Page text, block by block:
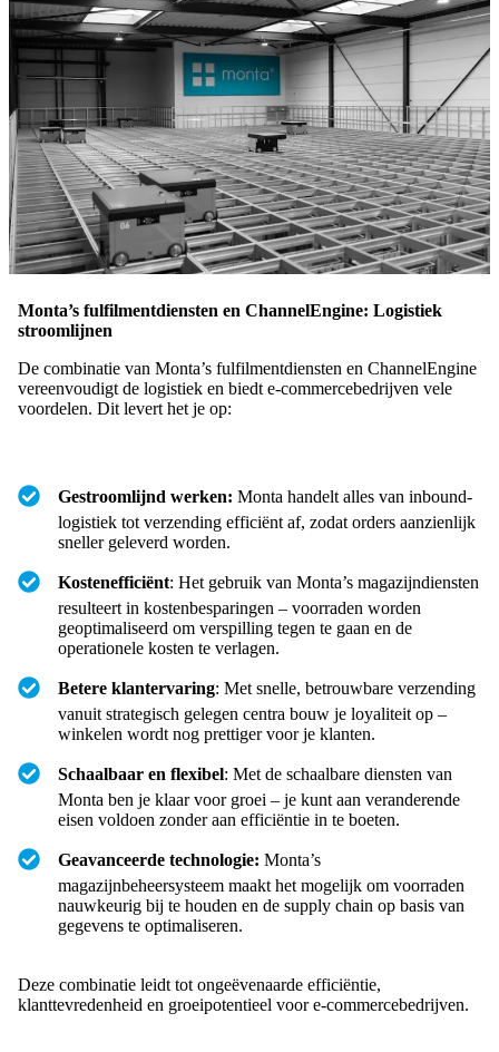
Monta’s fulfilmentdiensten en ChannelEngine: Logistiek
stroomlijnen
De combinatie van Monta’s fulfilmentdiensten en ChannelEngine
vereenvoudigt de logistiek en biedt e-commercebedrijven vele
voordelen. Dit levert het je op:
Gestroomlijnd werken: Monta handelt alles van inbound-
logistiek tot verzending efficiënt af, zodat orders aanzienlijk
sneller geleverd worden.
Kostenefficiënt: Het gebruik van Monta’s magazijndiensten
resulteert in kostenbesparingen – voorraden worden
geoptimaliseerd om verspilling tegen te gaan en de
operationele kosten te verlagen.
Betere klantervaring: Met snelle, betrouwbare verzending
vanuit strategisch gelegen centra bouw je loyaliteit op –
winkelen wordt nog prettiger voor je klanten.
Schaalbaar en flexibel: Met de schaalbare diensten van
Monta ben je klaar voor groei – je kunt aan veranderende
eisen voldoen zonder aan efficiëntie in te boeten.
Geavanceerde technologie: Monta’s
magazijnbeheersysteem maakt het mogelijk om voorraden
nauwkeurig bij te houden en de supply chain op basis van
gegevens te optimaliseren.
Deze combinatie leidt tot ongeëvenaarde efficiëntie,
klanttevredenheid en groeipotentieel voor e-commercebedrijven.